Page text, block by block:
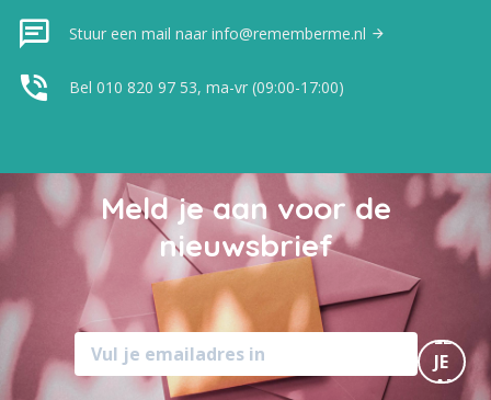
Stuur een mail naar info@rememberme.nl
Bel 010 820 97 53, ma-vr (09:00-17:00)
Meld je aan voor de
nieuwsbrief
MELD
JE
AAN